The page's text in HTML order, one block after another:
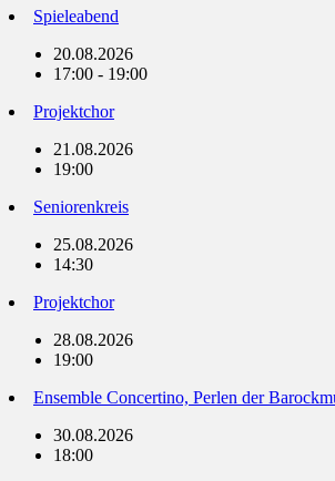
Spieleabend
20.08.2026
17:00 - 19:00
Projektchor
21.08.2026
19:00
Seniorenkreis
25.08.2026
14:30
Projektchor
28.08.2026
19:00
Ensemble Concertino, Perlen der
30.08.2026
18:00